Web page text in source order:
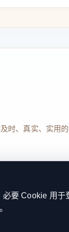
时、真实、实用
度、联系方式与
要 Cookie 用于